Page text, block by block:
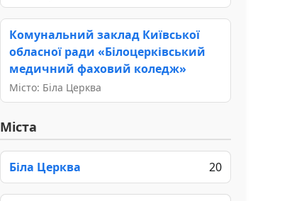
Комунальний заклад Київської
обласної ради «Білоцерківський
медичний фаховий коледж»
Місто: Біла Церква
Міста
Біла Церква 20